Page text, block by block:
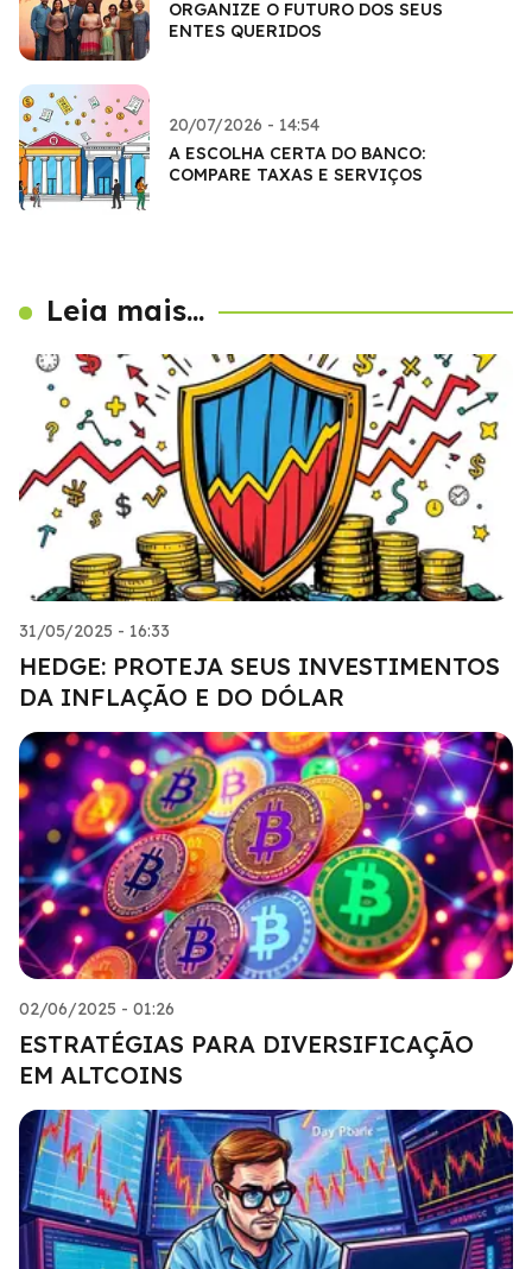
ORGANIZE O FUTURO DOS SEUS
ENTES QUERIDOS
20/07/2026 - 14:54
A ESCOLHA CERTA DO BANCO:
COMPARE TAXAS E SERVIÇOS
Leia mais...
31/05/2025 - 16:33
HEDGE: PROTEJA SEUS INVESTIMENTOS
DA INFLAÇÃO E DO DÓLAR
02/06/2025 - 01:26
ESTRATÉGIAS PARA DIVERSIFICAÇÃO
EM ALTCOINS